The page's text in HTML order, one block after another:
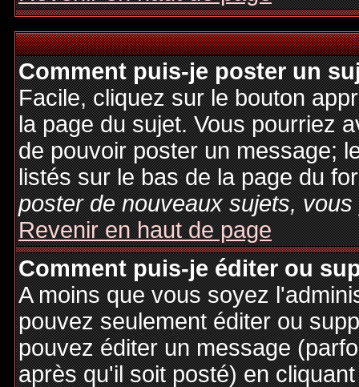
Comment puis-je poster un
Facile, cliquez sur le bouton
la page du sujet. Vous pourriez
de pouvoir poster un message;
listés sur le bas de la page du
poster de nouveaux sujets,
Revenir en haut de page
Comment puis-je éditer ou
A moins que vous soyez
pouvez seulement éditer ou
pouvez éditer un message
après qu'il soit posté) en